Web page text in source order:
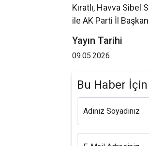
Kıratlı, Havva
ile AK Parti İl
Yayın Tarihi
09.05.2026
Bu Haber İçin
Adınız Soyadınız